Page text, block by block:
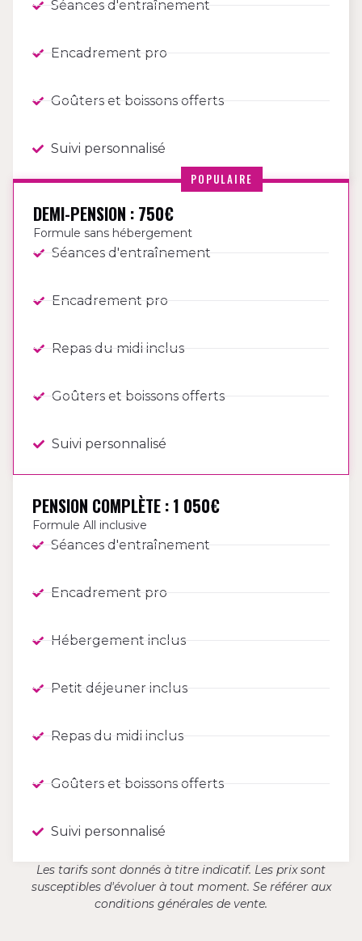
Séances d'entraînement
Encadrement pro
Goûters et boissons offerts
Suivi personnalisé
POPULAIRE
DEMI-PENSION : 750€
Formule sans hébergement
Séances d'entraînement
Encadrement pro
Repas du midi inclus
Goûters et boissons offerts
Suivi personnalisé
PENSION COMPLÈTE : 1 050€
Formule All inclusive
Séances d'entraînement
Encadrement pro
Hébergement inclus
Petit déjeuner inclus
Repas du midi inclus
Goûters et boissons offerts
Suivi personnalisé
Les tarifs sont donnés à titre indicatif. Les prix sont
susceptibles d'évoluer à tout moment. Se référer aux
conditions générales de vente.